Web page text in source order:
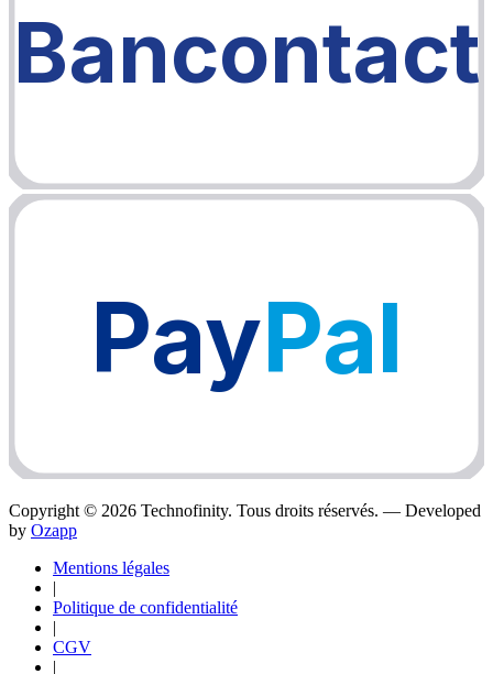
Bancontact
PayPal
Copyright © 2026 Technofinity. Tous droits réservés. — Developed
by Ozapp
Mentions légales
|
Politique de confidentialité
|
CGV
|